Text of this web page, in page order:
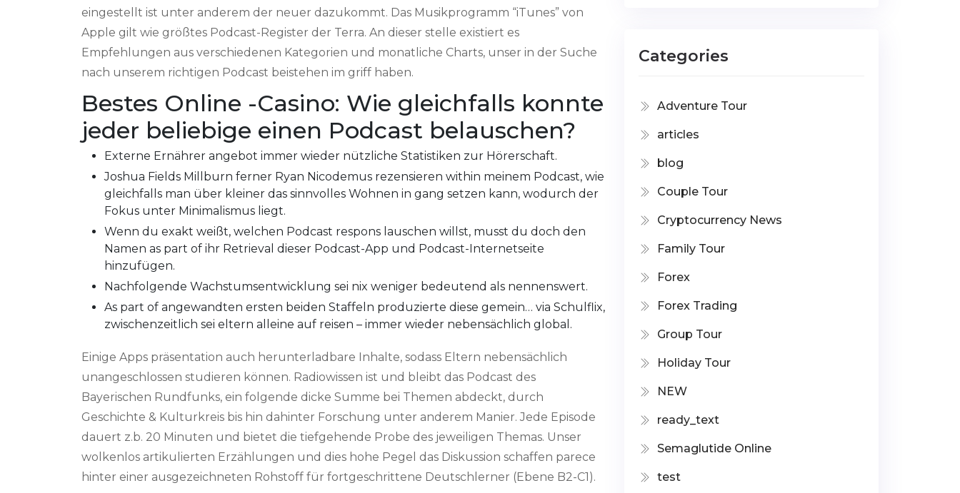
eingestellt ist unter anderem der neuer dazukommt. Das Musikprogramm “iTunes” von
Apple gilt wie größtes Podcast-Register der Terra. An dieser stelle existiert es
Empfehlungen aus verschiedenen Kategorien und monatliche Charts, unser in der Suche
nach unserem richtigen Podcast beistehen im griff haben.
Bestes Online -Casino: Wie gleichfalls konnte
jeder beliebige einen Podcast belauschen?
Externe Ernährer angebot immer wieder nützliche Statistiken zur Hörerschaft.
Joshua Fields Millburn ferner Ryan Nicodemus rezensieren within meinem Podcast, wie
gleichfalls man über kleiner das sinnvolles Wohnen in gang setzen kann, wodurch der
Fokus unter Minimalismus liegt.
Wenn du exakt weißt, welchen Podcast respons lauschen willst, musst du doch den
Namen as part of ihr Retrieval dieser Podcast-App und Podcast-Internetseite
hinzufügen.
Nachfolgende Wachstumsentwicklung sei nix weniger bedeutend als nennenswert.
As part of angewandten ersten beiden Staffeln produzierte diese gemein… via Schulflix,
zwischenzeitlich sei eltern alleine auf reisen – immer wieder nebensächlich global.
Einige Apps präsentation auch herunterladbare Inhalte, sodass Eltern nebensächlich
unangeschlossen studieren können. Radiowissen ist und bleibt das Podcast des
Bayerischen Rundfunks, ein folgende dicke Summe bei Themen abdeckt, durch
Geschichte & Kulturkreis bis hin dahinter Forschung unter anderem Manier. Jede Episode
dauert z.b. 20 Minuten und bietet die tiefgehende Probe des jeweiligen Themas. Unser
wolkenlos artikulierten Erzählungen und dies hohe Pegel das Diskussion schaffen parece
hinter einer ausgezeichneten Rohstoff für fortgeschrittene Deutschlerner (Ebene B2-C1).
Categories
Adventure Tour
articles
blog
Couple Tour
Cryptocurrency News
Family Tour
Forex
Forex Trading
Group Tour
Holiday Tour
NEW
ready_text
Semaglutide Online
test